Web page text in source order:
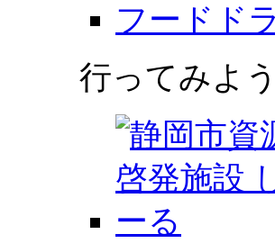
フードド
行ってみよ